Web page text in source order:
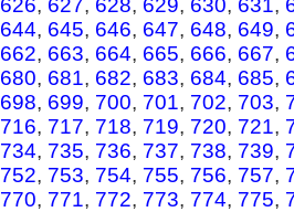
626, 627, 628, 629, 630, 631,
644, 645, 646, 647, 648, 649,
662, 663, 664, 665, 666, 667,
680, 681, 682, 683, 684, 685,
698, 699, 700, 701, 702, 703,
716, 717, 718, 719, 720, 721,
734, 735, 736, 737, 738, 739,
752, 753, 754, 755, 756, 757,
770, 771, 772, 773, 774, 775,